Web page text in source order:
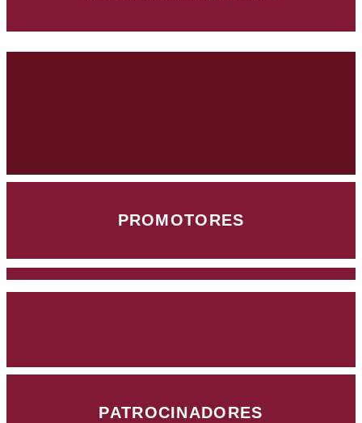
PROMOTORES
PATROCINADORES